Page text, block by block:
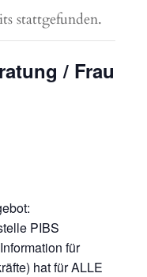
stattgefunden.
/ Frau
PIBS
für
hat für ALLE